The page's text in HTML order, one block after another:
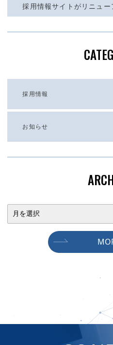
採用情報サイトがリニュー
採用情報
お知らせ